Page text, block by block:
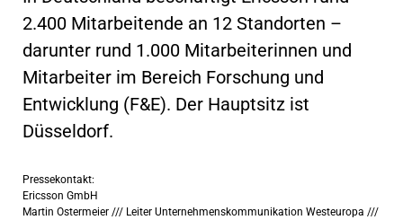
2.400 Mitarbeitende an 12 Standorten –
darunter rund 1.000 Mitarbeiterinnen und
Mitarbeiter im Bereich Forschung und
Entwicklung (F&E). Der Hauptsitz ist
Düsseldorf.
Pressekontakt:
Ericsson GmbH
Martin Ostermeier /// Leiter Unternehmenskommunikation Westeuropa ///